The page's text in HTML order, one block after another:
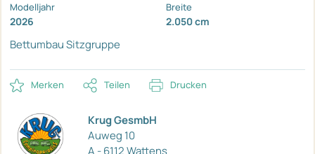
Modelljahr
2026
Breite
2.050 cm
Bettumbau Sitzgruppe
Merken Teilen Drucken
Krug GesmbH
Auweg 10
A - 6112 Wattens